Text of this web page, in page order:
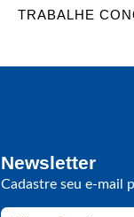
TRABALHE
Newsletter
Cadastre seu e-mail